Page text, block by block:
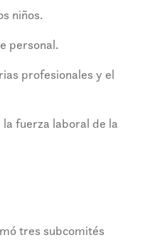
niños.
personal.
profesionales y el
fuerza laboral de la
tres subcomités